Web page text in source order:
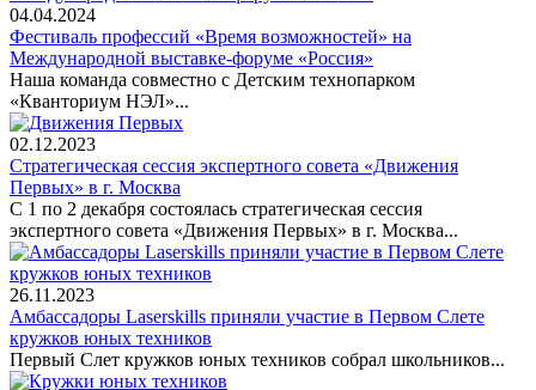
04.04.2024
Фестиваль профессий «Время возможностей» на
Международной выставке-форуме «Россия»
Наша команда совместно с Детским технопарком
«Кванториум НЭЛ»...
02.12.2023
Стратегическая сессия экспертного совета «Движения
Первых» в г. Москва
С 1 по 2 декабря состоялась стратегическая сессия
экспертного совета «Движения Первых» в г. Москва...
26.11.2023
Амбассадоры Laserskills приняли участие в Первом Слете
кружков юных техников
Первый Слет кружков юных техников собрал школьников...